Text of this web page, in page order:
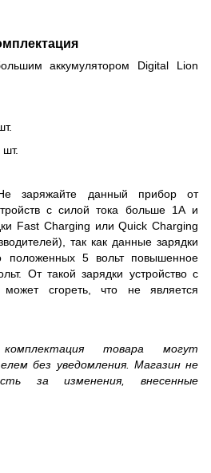
аккумулятором Digital Lion
шт.
заряжайте данный прибор от
с силой тока больше 1А и
Fast Charging или Quick Charging
так как данные зарядки
положенных 5 вольт повышенное
От такой зарядки устройство с
может сгореть, что не является
товара могут
без уведомления. Магазин не
за изменения, внесенные